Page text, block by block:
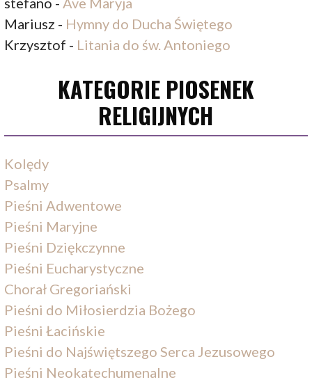
Mariusz - Hymny do Ducha Świętego
Krzysztof - Litania do św. Antoniego
KATEGORIE PIOSENEK
RELIGIJNYCH
Kolędy
Psalmy
Pieśni Adwentowe
Pieśni Maryjne
Pieśni Dziękczynne
Pieśni Eucharystyczne
Chorał Gregoriański
Pieśni do Miłosierdzia Bożego
Pieśni Łacińskie
Pieśni do Najświętszego Serca Jezusowego
Pieśni Neokatechumenalne